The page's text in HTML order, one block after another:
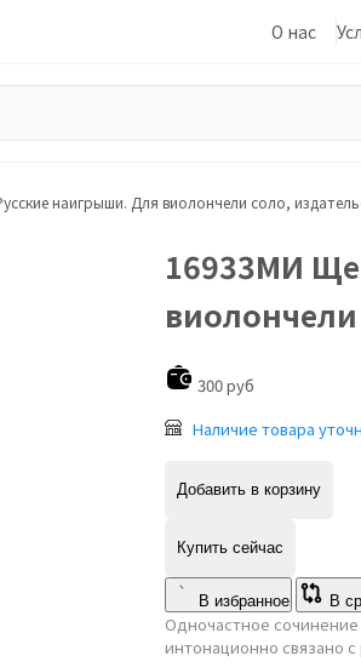
О нас
наигрыши. Для виолончели соло,
16933МИ
300 руб
Наличие товара
Добавить в корзину
Купить сейчас
В избранное В
Одночастное
интонационно связано